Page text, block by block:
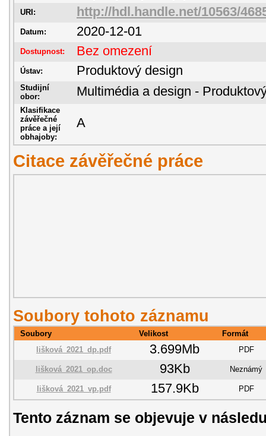
URI: http://hdl.handle.net/10563/
Datum: 2020-12-01
Dostupnost: Bez omezení
Ústav: Produktový design
Studijní
obor:
Multimédia a design -
Klasifikace
závěřečné
práce a její
obhajoby:
A
Citace závěřečné práce
Soubory tohoto záznamu
Soubory Velikost
Formát
lišková_2021_dp.pdf
3.699Mb PDF
lišková_2021_op.doc 93Kb Neznámý
lišková_2021_vp.pdf 157.9Kb PDF
Tento záznam se objevuje v